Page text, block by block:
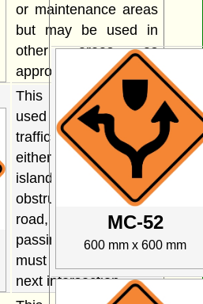
or maintenance areas
but may be used in
other areas as
appropriate.
This sign may be
used to indicate that
traffic may pass on
either side of a traffic
island or an
obstruction in the
road, but that traffic
passing on the left
must turn left at the
next intersection.
MC-52
600 mm x 600 mm